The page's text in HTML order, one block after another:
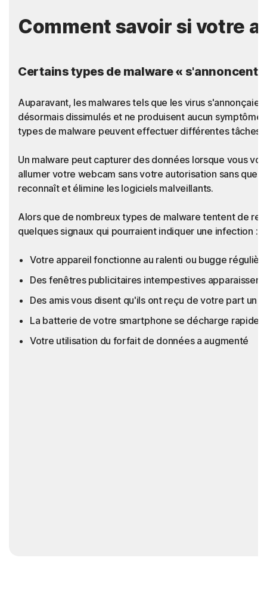
Comment savoir si votre
Certains types de malware « s'annoncent
Auparavant, les malwares tels que les virus
désormais dissimulés et ne produisent aucun
types de malware peuvent effectuer différentes tâches,
Un malware peut capturer des données lorsque vous
allumer votre webcam sans votre autorisation sans que
reconnaît et élimine les logiciels malveillants.
Alors que de nombreux types de malware tentent de
quelques signaux qui pourraient indiquer une infection :
Votre appareil fonctionne au ralenti ou bugge
Des fenêtres publicitaires intempestives
Des amis vous disent qu'ils ont reçu de votre part un
La batterie de votre smartphone se décharge
Votre utilisation du forfait de données a augmenté